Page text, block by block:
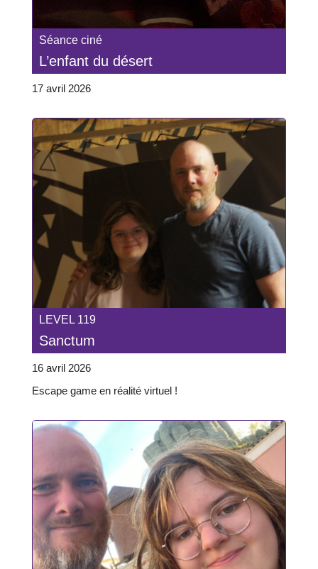
Séance ciné
L’enfant du désert
17 avril 2026
LEVEL 119
Sanctum
16 avril 2026
Escape game en réalité virtuel !